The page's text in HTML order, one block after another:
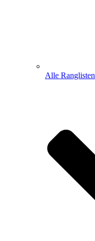
Alle Ranglisten